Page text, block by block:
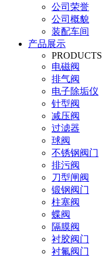
公司荣誉
公司概貌
装配车间
产品展示
PRODUCTS
电磁阀
排气阀
电子除垢仪
针型阀
减压阀
过滤器
球阀
不锈钢阀门
排污阀
刀型闸阀
锻钢阀门
柱塞阀
蝶阀
隔膜阀
衬胶阀门
衬氟阀门